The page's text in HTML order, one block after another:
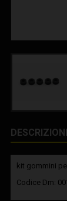
kit gommini
Codice Dm: